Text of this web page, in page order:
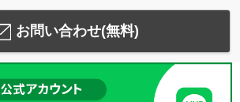
お問い合わせ(無料)